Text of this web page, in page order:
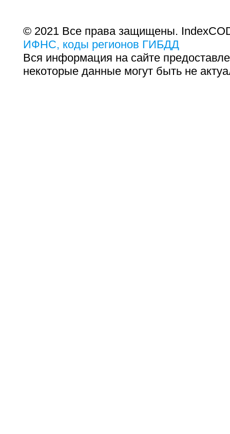
© 2021 Все права защищены.
ИФНС, коды регионов ГИБДД
Вся информация на сайте
некоторые данные могут быть не